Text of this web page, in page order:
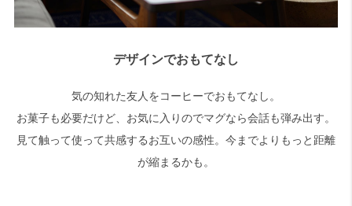
デザインでおもてなし
気の知れた友人をコーヒーでおもてなし。
お菓子も必要だけど、お気に入りのでマグなら会話も弾み出す。
見て触って使って共感するお互いの感性。今までよりもっと距離
が縮まるかも。